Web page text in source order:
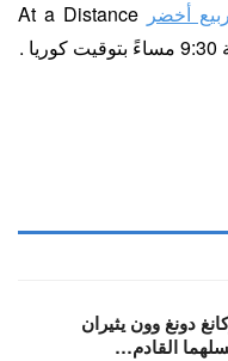
أخضر At a Distance
دونغ وون يثيران
القادم…